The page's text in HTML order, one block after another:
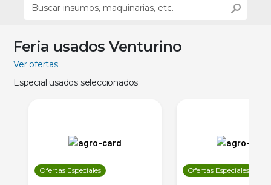
Feria usados Venturino
Ver ofertas
Especial usados seleccionados
Ofertas Especiales Ofertas Especiales